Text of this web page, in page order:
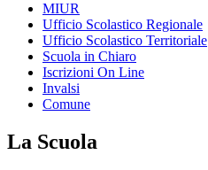
MIUR
Ufficio Scolastico Regionale
Ufficio Scolastico Territoriale
Scuola in Chiaro
Iscrizioni On Line
Invalsi
Comune
La Scuola